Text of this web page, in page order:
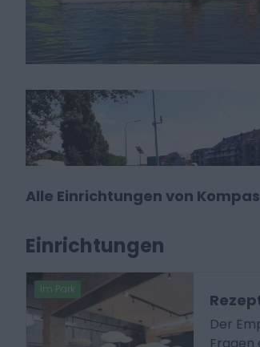
Alle Einrichtungen von
Einrichtungen
Im Park
Der